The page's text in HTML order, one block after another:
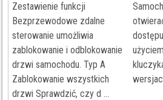
Zestawienie funkcji
Bezprzewodowe zdalne
sterowanie umożliwia
zablokowanie i odblokowanie
drzwi samochodu. Typ A
Zablokowanie wszystkich
drzwi Sprawdzić, czy d ...